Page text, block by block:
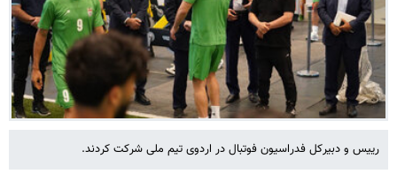
رییس و دبیرکل فدراسیون فوتبال در اردوی تیم ملی شرکت کردند.